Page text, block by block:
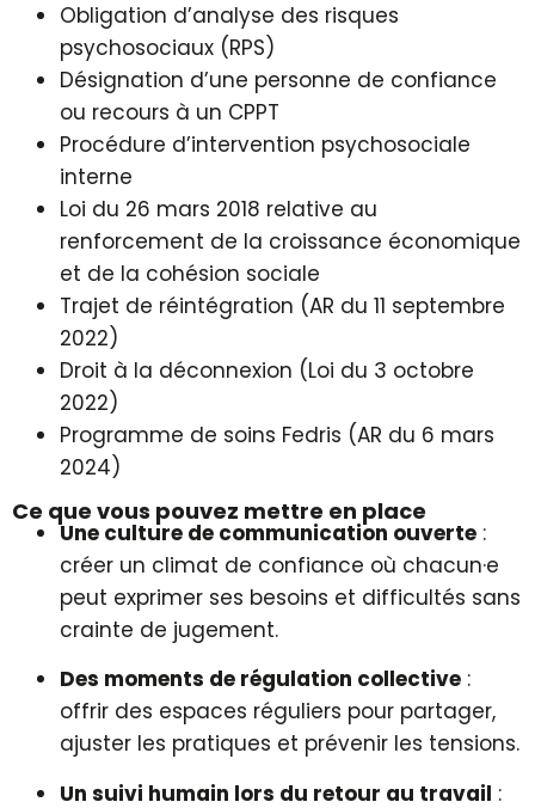
Obligation d’analyse des risques
psychosociaux (RPS)
Désignation d’une personne de confiance
ou recours à un CPPT
Procédure d’intervention psychosociale
interne
Loi du 26 mars 2018 relative au
renforcement de la croissance économique
et de la cohésion sociale
Trajet de réintégration (AR du 11 septembre
2022)
Droit à la déconnexion (Loi du 3 octobre
2022)
Programme de soins Fedris (AR du 6 mars
2024)
Ce que vous pouvez mettre en place
Une culture de communication ouverte :
créer un climat de confiance où chacun·e
peut exprimer ses besoins et difficultés sans
crainte de jugement.
Des moments de régulation collective :
offrir des espaces réguliers pour partager,
ajuster les pratiques et prévenir les tensions.
Un suivi humain lors du retour au travail :